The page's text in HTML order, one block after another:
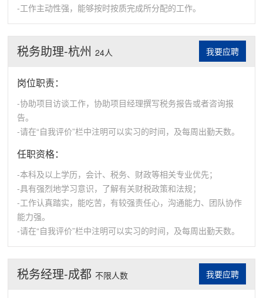
-工作主动性强，能够按时按质完成所分配的工作。
税务助理-杭州24人 我要应聘
岗位职责：
-协助项目访谈工作，协助项目经理撰写税务报告或者咨询报
告。
-请在“自我评价”栏中注明可以实习的时间，及每周出勤天数。
任职资格：
-本科及以上学历，会计、税务、财政等相关专业优先；
-具有强烈地学习意识，了解有关财税政策和法规；
-工作认真踏实，能吃苦，有较强责任心，沟通能力、团队协作
能力强。
-请在“自我评价”栏中注明可以实习的时间，及每周出勤天数。
税务经理-成都 不限人数 我要应聘